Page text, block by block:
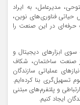
مدیرعامل، به ایراد
فناوری‌های نوین،
حرفه‌ای در این صنعت را
ابزارهای دیجیتال و
صنعت ساختمان، شکاف
عملیاتی سازندگان
تسهیل‌گری بنا کرده‌ایم.
و پلتفرم‌های مبتنی
ایجاد کنیم.